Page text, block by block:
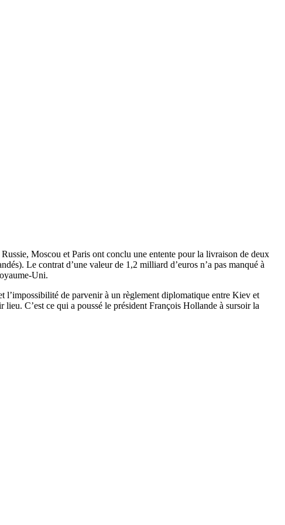
Moscou et Paris ont conclu une entente pour la livraison de deux
Le contrat d’une valeur de 1,2 milliard d’euros n’a pas manqué à
Uni.
l’impossibilité de parvenir à un règlement diplomatique entre Kiev et
C’est ce qui a poussé le président François Hollande à sursoir la